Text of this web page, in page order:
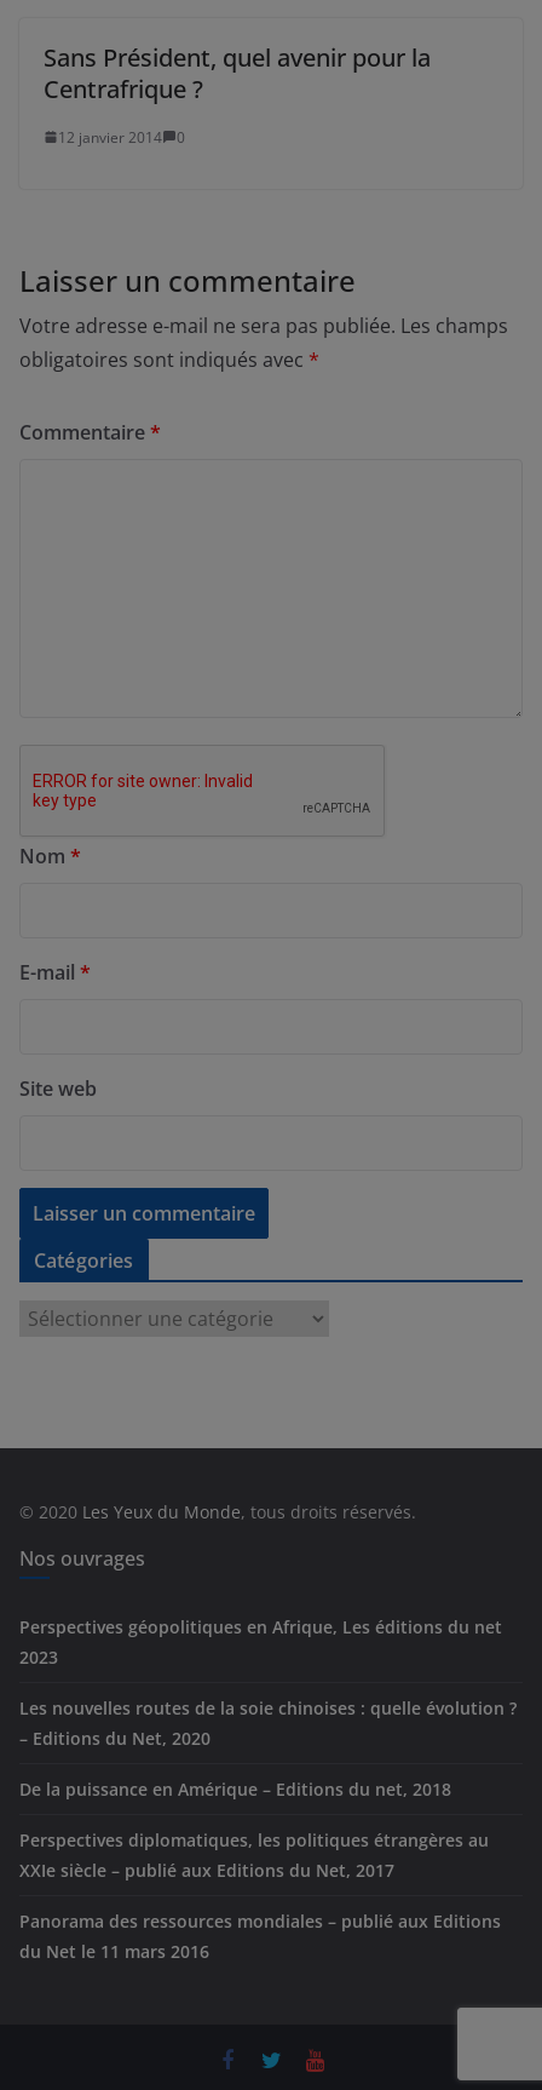
Sans Président, quel avenir pour la
Centrafrique ?
12 janvier 2014 0
Laisser un commentaire
Votre adresse e-mail ne sera pas publiée. Les champs
obligatoires sont indiqués avec *
Commentaire*
Nom *
E-mail *
Site web
Catégories
e
s
© 2020 Les Yeux du Monde, tous droits réservés.
Nos ouvrages
Perspectives géopolitiques en Afrique, Les éditions du net
2023
Les nouvelles routes de la soie chinoises : quelle évolution ?
– Editions du Net, 2020
De la puissance en Amérique – Editions du net, 2018
Perspectives diplomatiques, les politiques étrangères au
XXIe siècle – publié aux Editions du Net, 2017
Panorama des ressources mondiales – publié aux Editions
du Net le 11 mars 2016